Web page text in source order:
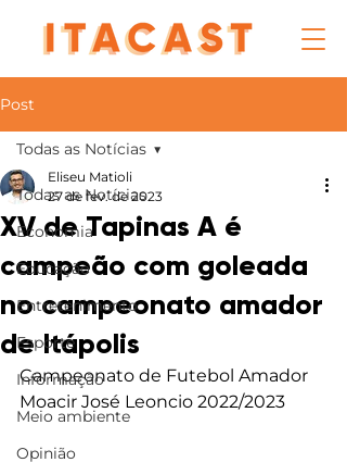
Post
Todas as Notícias
Economia
Educação
Entretenimento
Esporte
Informação
Meio ambiente
Opinião
Todas as Notícias
XV de Tapinas A é
campeão com goleada
no campeonato amador
de Itápolis
Eliseu Matioli
27 de fev. de 2023
Campeonato de Futebol Amador
Moacir José Leoncio 2022/2023